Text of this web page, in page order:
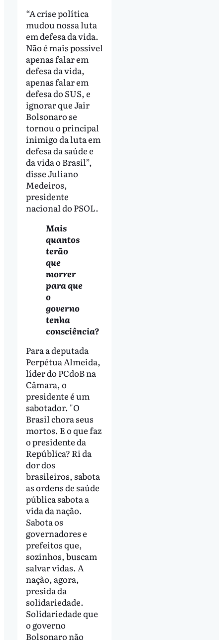
“A crise política
mudou nossa luta
em defesa da vida.
Não é mais possível
apenas falar em
defesa da vida,
apenas falar em
defesa do SUS, e
ignorar que Jair
Bolsonaro se
tornou o principal
inimigo da luta em
defesa da saúde e
da vida o Brasil”,
disse Juliano
Medeiros,
presidente
nacional do PSOL.
Mais
quantos
terão
que
morrer
para que
o
governo
tenha
consciência?
Para a deputada
Perpétua Almeida,
líder do PCdoB na
Câmara, o
presidente é um
sabotador. "O
Brasil chora seus
mortos. E o que faz
o presidente da
República? Ri da
dor dos
brasileiros, sabota
as ordens de saúde
pública sabota a
vida da nação.
Sabota os
governadores e
prefeitos que,
sozinhos, buscam
salvar vidas. A
nação, agora,
presida da
solidariedade.
Solidariedade que
o governo
Bolsonaro não